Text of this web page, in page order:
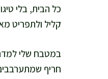
כל הבית, בלי
קליל ולתפריט
במטבח שלי
חריף